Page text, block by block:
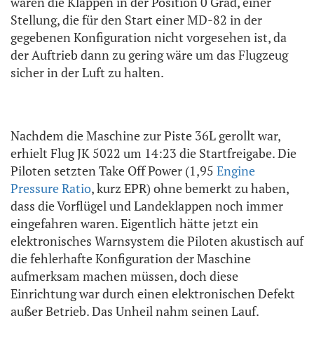
Stellung, die für den Start einer MD-82 in der
gegebenen Konfiguration nicht vorgesehen ist, da
der Auftrieb dann zu gering wäre um das Flugzeug
sicher in der Luft zu halten.
Nachdem die Maschine zur Piste 36L gerollt war,
erhielt Flug JK 5022 um 14:23 die Startfreigabe. Die
Piloten setzten Take Off Power (1,95 Engine
Pressure Ratio, kurz EPR) ohne bemerkt zu haben,
dass die Vorflügel und Landeklappen noch immer
eingefahren waren. Eigentlich hätte jetzt ein
elektronisches Warnsystem die Piloten akustisch auf
die fehlerhafte Konfiguration der Maschine
aufmerksam machen müssen, doch diese
Einrichtung war durch einen elektronischen Defekt
außer Betrieb. Das Unheil nahm seinen Lauf.